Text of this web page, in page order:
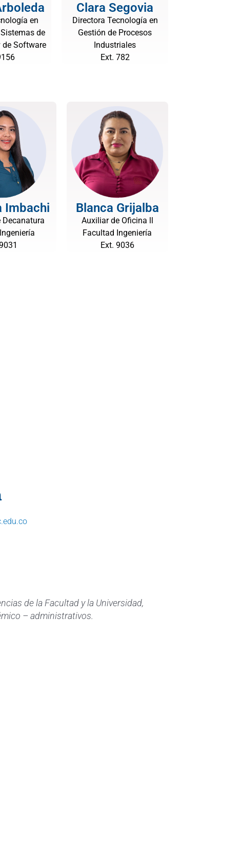
en
de
Software
Clara Segovia
Directora Tecnología en
Gestión de Procesos
Industriales
Ext. 782
Imbachi
Decanatura
Blanca Grijalba
Auxiliar de Oficina ll
Facultad Ingeniería
Ext. 9036
de la Facultad y la Universidad,
– administrativos.